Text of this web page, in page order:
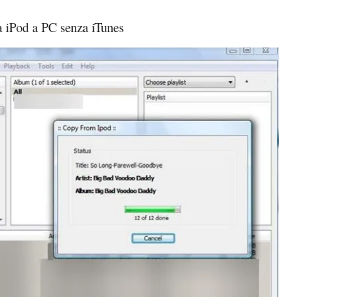
a PC senza iTunes